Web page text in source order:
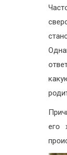
его